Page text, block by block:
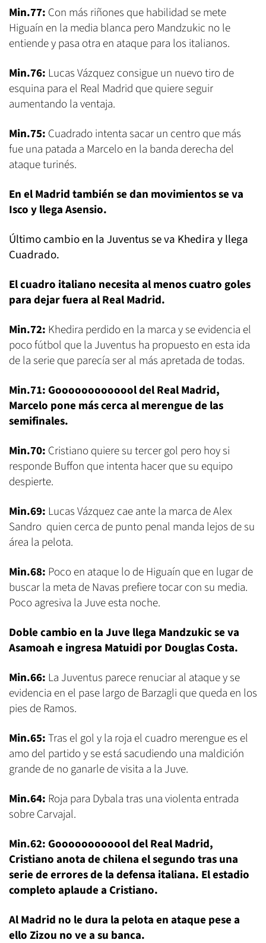
Min.77: Con más riñones que habilidad se mete
Higuaín en la media blanca pero Mandzukic no le
entiende y pasa otra en ataque para los italianos.
Min.76: Lucas Vázquez consigue un nuevo tiro de
esquina para el Real Madrid que quiere seguir
aumentando la ventaja.
Min.75: Cuadrado intenta sacar un centro que más
fue una patada a Marcelo en la banda derecha del
ataque turinés.
En el Madrid también se dan movimientos se va
Isco y llega Asensio.
Último cambio en la Juventus se va Khedira y llega
Cuadrado.
El cuadro italiano necesita al menos cuatro goles
para dejar fuera al Real Madrid.
Min.72: Khedira perdido en la marca y se evidencia el
poco fútbol que la Juventus ha propuesto en esta ida
de la serie que parecía ser al más apretada de todas.
Min.71: Gooooooooooool del Real Madrid,
Marcelo pone más cerca al merengue de las
semifinales.
Min.70: Cristiano quiere su tercer gol pero hoy si
responde Buffon que intenta hacer que su equipo
despierte.
Min.69: Lucas Vázquez cae ante la marca de Alex
Sandro quien cerca de punto penal manda lejos de su
área la pelota.
Min.68: Poco en ataque lo de Higuaín que en lugar de
buscar la meta de Navas prefiere tocar con su media.
Poco agresiva la Juve esta noche.
Doble cambio en la Juve llega Mandzukic se va
Asamoah e ingresa Matuidi por Douglas Costa.
Min.66: La Juventus parece renuciar al ataque y se
evidencia en el pase largo de Barzagli que queda en los
pies de Ramos.
Min.65:Tras el gol y la roja el cuadro merengue es el
amo del partido y se está sacudiendo una maldición
grande de no ganarle de visita a la Juve.
Min.64: Roja para Dybala tras una violenta entrada
sobre Carvajal.
Min.62: Goooooooooool del Real Madrid,
Cristiano anota de chilena el segundo tras una
serie de errores de la defensa italiana. El estadio
completo aplaude a Cristiano.
Al Madrid no le dura la pelota en ataque pese a
ello Zizou no ve a su banca.